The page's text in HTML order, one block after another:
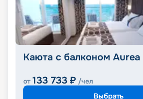
Каюта с балконом Aurea
от 133 733 ₽ /чел
Выбрать